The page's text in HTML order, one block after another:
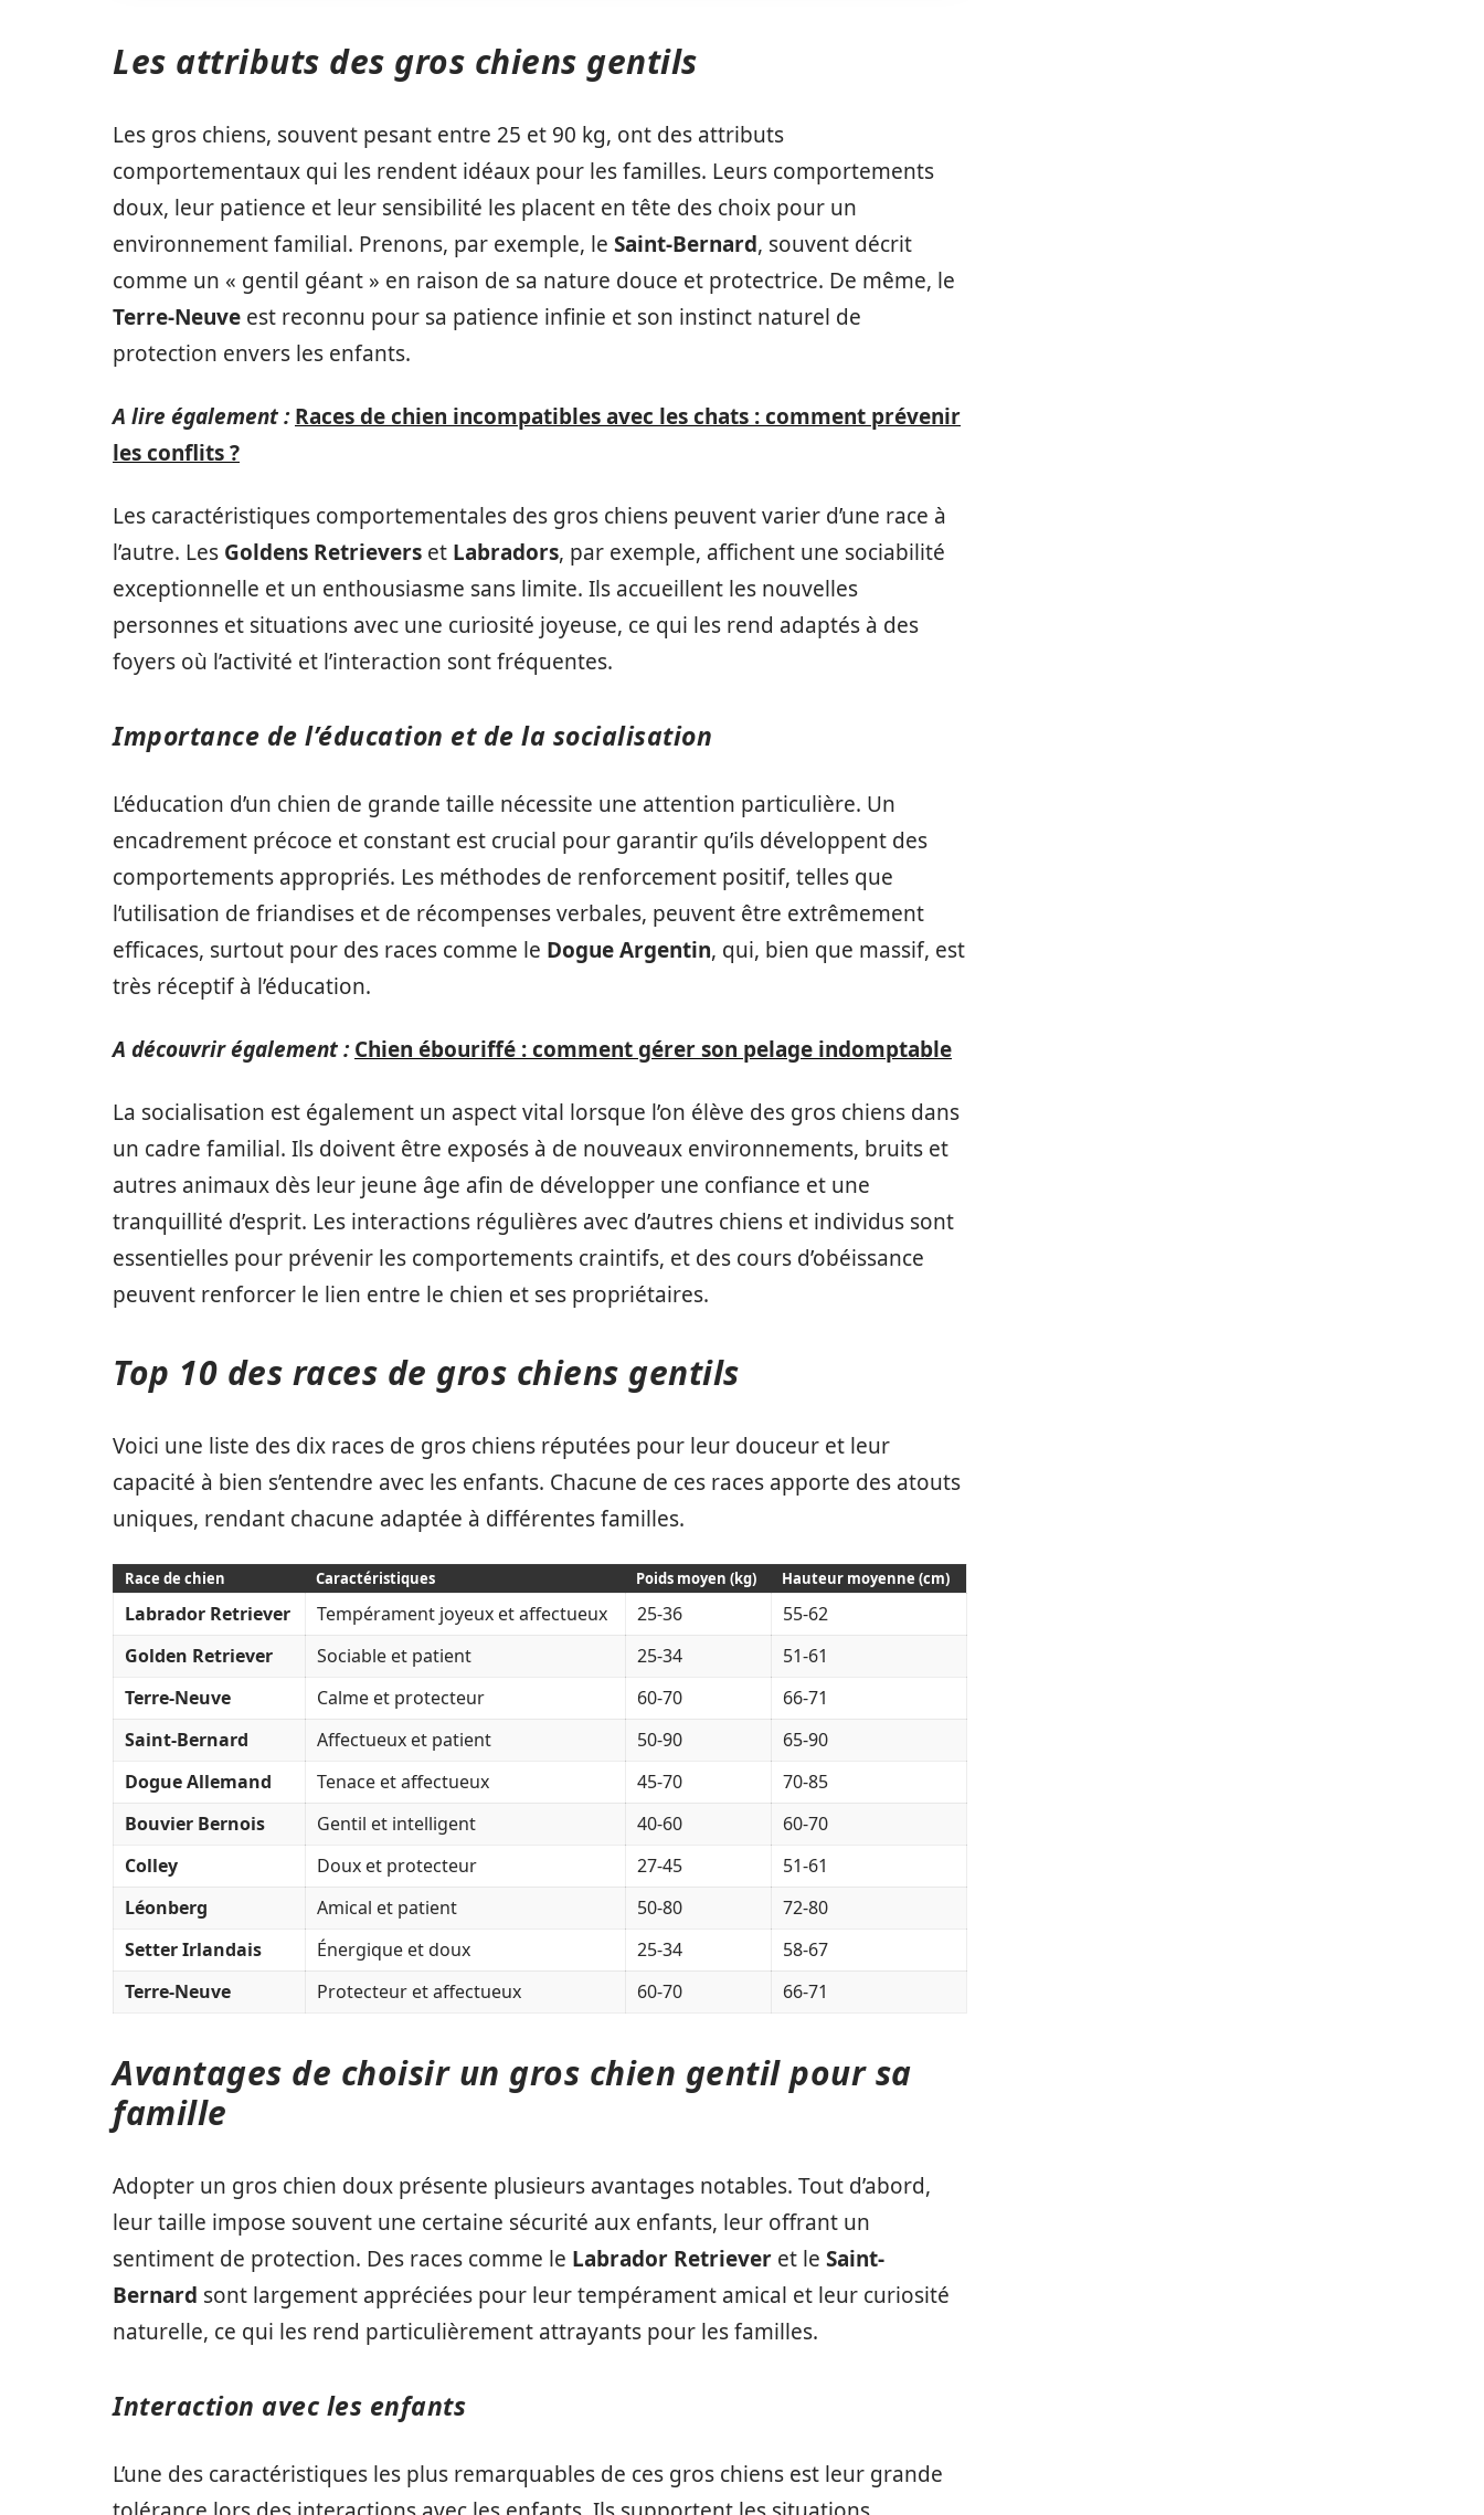
Les attributs des gros chiens gentils
Les gros chiens, souvent pesant entre 25 et 90 kg, ont des attributs
comportementaux qui les rendent idéaux pour les familles. Leurs comportements
doux, leur patience et leur sensibilité les placent en tête des choix pour un
environnement familial. Prenons, par exemple, le Saint-Bernard, souvent décrit
comme un « gentil géant » en raison de sa nature douce et protectrice. De même, le
Terre-Neuve est reconnu pour sa patience infinie et son instinct naturel de
protection envers les enfants.
A lire également : Races de chien incompatibles avec les chats : comment prévenir
les conflits ?
Les caractéristiques comportementales des gros chiens peuvent varier d’une race à
l’autre. Les Goldens Retrievers et Labradors, par exemple, affichent une sociabilité
exceptionnelle et un enthousiasme sans limite. Ils accueillent les nouvelles
personnes et situations avec une curiosité joyeuse, ce qui les rend adaptés à des
foyers où l’activité et l’interaction sont fréquentes.
Importance de l’éducation et de la socialisation
L’éducation d’un chien de grande taille nécessite une attention particulière. Un
encadrement précoce et constant est crucial pour garantir qu’ils développent des
comportements appropriés. Les méthodes de renforcement positif, telles que
l’utilisation de friandises et de récompenses verbales, peuvent être extrêmement
efficaces, surtout pour des races comme le Dogue Argentin, qui, bien que massif, est
très réceptif à l’éducation.
A découvrir également : Chien ébouriffé : comment gérer son pelage indomptable
La socialisation est également un aspect vital lorsque l’on élève des gros chiens dans
un cadre familial. Ils doivent être exposés à de nouveaux environnements, bruits et
autres animaux dès leur jeune âge afin de développer une confiance et une
tranquillité d’esprit. Les interactions régulières avec d’autres chiens et individus sont
essentielles pour prévenir les comportements craintifs, et des cours d’obéissance
peuvent renforcer le lien entre le chien et ses propriétaires.
Top 10 des races de gros chiens gentils
Voici une liste des dix races de gros chiens réputées pour leur douceur et leur
capacité à bien s’entendre avec les enfants. Chacune de ces races apporte des atouts
uniques, rendant chacune adaptée à différentes familles.
Race de chien Caractéristiques Poids moyen (kg) Hauteur moyenne (cm)
Labrador Retriever Tempérament joyeux et affectueux 25-36
55-62
Golden Retriever
Sociable et patient 25-34
51-61
Terre-Neuve
Calme et protecteur 60-70
66-71
Saint-Bernard
Affectueux et patient 50-90
65-90
Dogue Allemand
Tenace et affectueux 45-70
70-85
Bouvier Bernois
Gentil et intelligent 40-60
60-70
Colley
Doux et protecteur 27-45
51-61
Léonberg
Amical et patient 50-80
72-80
Setter Irlandais
Énergique et doux 25-34
58-67
Terre-Neuve
Protecteur et affectueux 60-70 66-71
Avantages de choisir un gros chien gentil pour sa
famille
Adopter un gros chien doux présente plusieurs avantages notables. Tout d’abord,
leur taille impose souvent une certaine sécurité aux enfants, leur offrant un
sentiment de protection. Des races comme le Labrador Retriever et le Saint-
Bernard sont largement appréciées pour leur tempérament amical et leur curiosité
naturelle, ce qui les rend particulièrement attrayants pour les familles.
Interaction avec les enfants
L’une des caractéristiques les plus remarquables de ces gros chiens est leur grande